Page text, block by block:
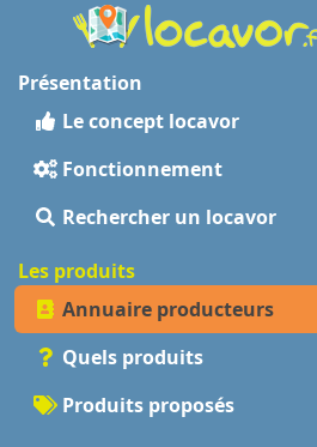
Présentation
Le concept locavor
Fonctionnement
Rechercher un locavor
Les produits
Annuaire producteurs
Quels produits
Produits proposés